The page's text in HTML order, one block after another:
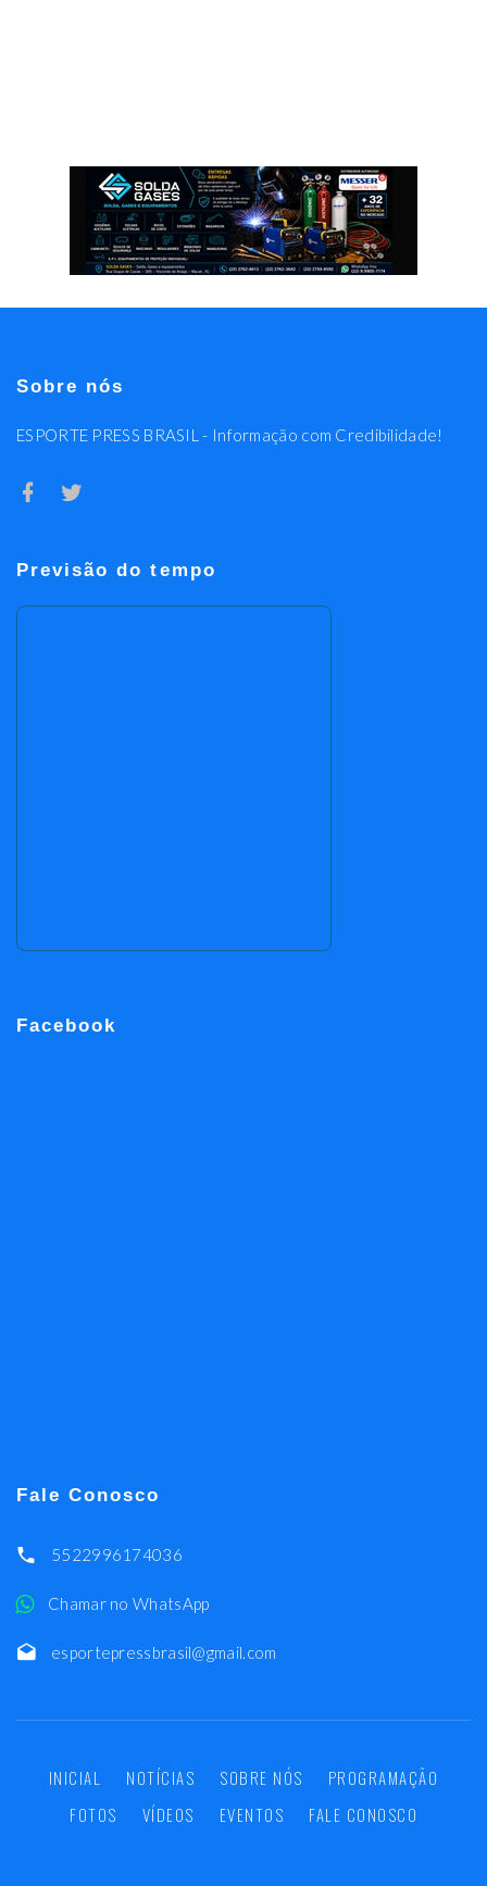
Sobre nós
ESPORTE PRESS BRASIL - Informação com Credibilidade!
Previsão do tempo
Facebook
Fale Conosco
5522996174036
Chamar no WhatsApp
esportepressbrasil@gmail.com
INICIAL NOTÍCIAS SOBRE NÓS
PROGRAMAÇÃO
FOTOS
VÍDEOS EVENTOS FALE CONOSCO